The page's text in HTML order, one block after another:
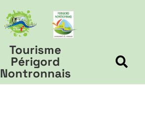
Tourisme
Périgord
Nontronnais